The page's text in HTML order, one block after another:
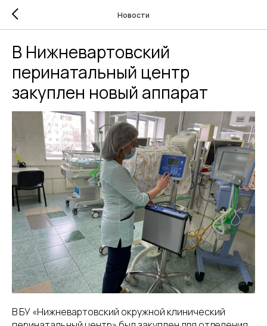
Новости
В Нижневартовский
перинатальный центр
закуплен новый аппарат
В БУ «Нижневартовский окружной клинический